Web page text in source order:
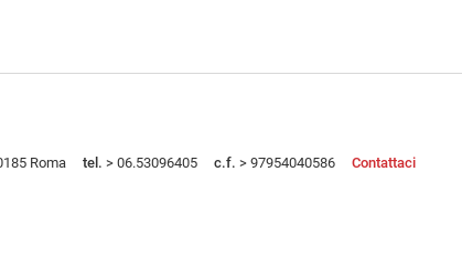
Roma tel. > 06.53096405 c.f. > 97954040586 Contattaci